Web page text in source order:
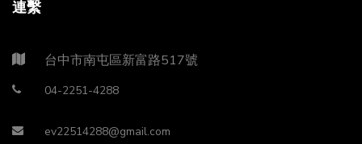
連繫
台中市南屯區新富路517號
04-2251-4288
ev22514288@gmail.com